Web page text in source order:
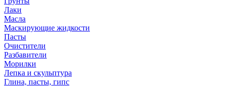
Лаки
Масла
Маскирующие жидкости
Пасты
Очистители
Разбавители
Морилки
Лепка и скульптура
Глина, пасты, гипс